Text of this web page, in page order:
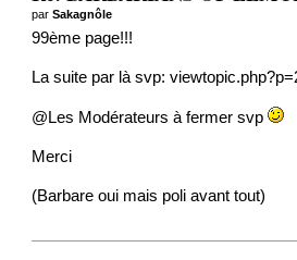
parSakagnôle
99ème page!!!
La suite par là svp:
@Les Modérateurs à fermer svp
Merci
(Barbare oui mais poli avant tout)